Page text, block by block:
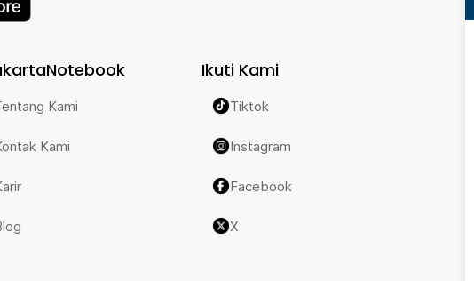
Kami
Kami
Ikuti Kami
Tiktok
Instagram
Facebook
X